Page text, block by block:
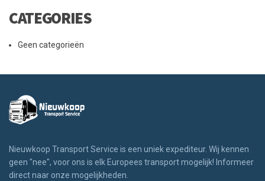
CATEGORIES
Geen categorieën
Nieuwkoop Transport Service is een uniek expediteur. Wij kennen
geen "nee", voor ons is elk Europees transport mogelijk! Informeer
direct naar onze mogelijkheden.